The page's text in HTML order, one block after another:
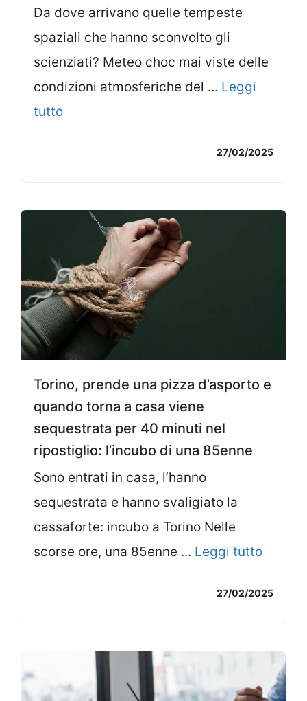
Da dove arrivano quelle tempeste
spaziali che hanno sconvolto gli
scienziati? Meteo choc mai viste delle
condizioni atmosferiche del ... Leggi
tutto
27/02/2025
Torino, prende una pizza d’asporto e
quando torna a casa viene
sequestrata per 40 minuti nel
ripostiglio: l’incubo di una 85enne
Sono entrati in casa, l’hanno
sequestrata e hanno svaligiato la
cassaforte: incubo a Torino Nelle
scorse ore, una 85enne ... Leggi tutto
27/02/2025